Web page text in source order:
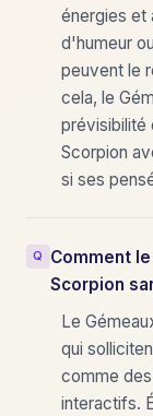
énergies et
d'humeur
peuvent le
cela, le
prévisibilité
Scorpion
si ses
Comment
Scorpion
Le
qui
comme
interactifs.